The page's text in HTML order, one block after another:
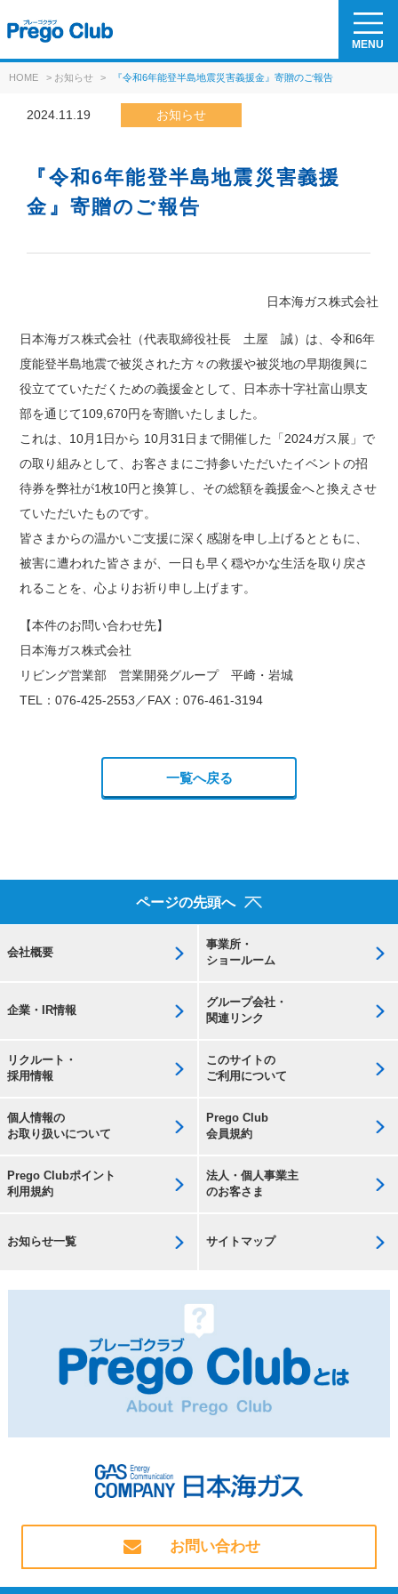
MENU
HOME > お知らせ > 『令和6年能登半島地震災害義援金』寄贈のご報告
2024.11.19 お知らせ
『令和6年能登半島地震災害義援
金』寄贈のご報告
日本海ガス株式会社
日本海ガス株式会社（代表取締役社長 土屋 誠）は、令和6年
度能登半島地震で被災された方々の救援や被災地の早期復興に
役立てていただくための義援金として、日本赤十字社富山県支
部を通じて109,670円を寄贈いたしました。
これは、10月1日から 10月31日まで開催した「2024ガス展」で
の取り組みとして、お客さまにご持参いただいたイベントの招
待券を弊社が1枚10円と換算し、その総額を義援金へと換えさせ
ていただいたものです。
皆さまからの温かいご支援に深く感謝を申し上げるとともに、
被害に遭われた皆さまが、一日も早く穏やかな生活を取り戻さ
れることを、心よりお祈り申し上げます。
【本件のお問い合わせ先】
日本海ガス株式会社
リビング営業部 営業開発グループ 平﨑・岩城
TEL：076-425-2553／FAX：076-461-3194
一覧へ戻る
ページの先頭へ
会社概要
事業所・
ショールーム
企業・IR情報
グループ会社・
関連リンク
リクルート・
採用情報
このサイトの
ご利用について
個人情報の
お取り扱いについて
Prego Club
会員規約
Prego Clubポイント
利用規約
法人・個人事業主
のお客さま
お知らせ一覧 サイトマップ
お問い合わせ